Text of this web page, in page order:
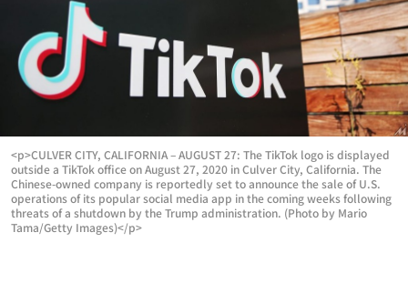
<p>CULVER CITY, CALIFORNIA – AUGUST 27: The TikTok logo is displayed
outside a TikTok office on August 27, 2020 in Culver City, California. The
Chinese-owned company is reportedly set to announce the sale of U.S.
operations of its popular social media app in the coming weeks following
threats of a shutdown by the Trump administration. (Photo by Mario
Tama/Getty Images)</p>